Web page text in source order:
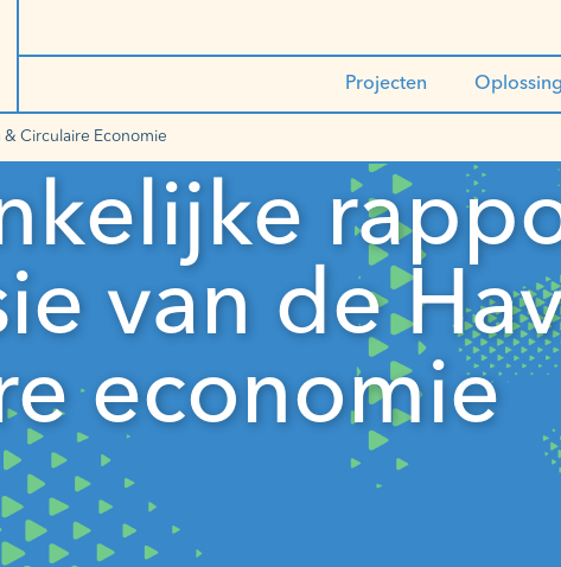
Projecten
& Circulaire Economie
van de
economie